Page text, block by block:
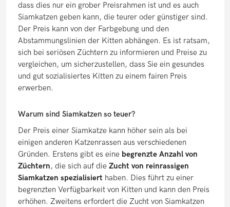
dass dies nur ein grober Preisrahmen ist und es auch
Siamkatzen geben kann, die teurer oder günstiger sind.
Der Preis kann von der Farbgebung und den
Abstammungslinien der Kitten abhängen. Es ist ratsam,
sich bei seriösen Züchtern zu informieren und Preise zu
vergleichen, um sicherzustellen, dass Sie ein gesundes
und gut sozialisiertes Kitten zu einem fairen Preis
erwerben.
Warum sind Siamkatzen so teuer?
Der Preis einer Siamkatze kann höher sein als bei
einigen anderen Katzenrassen aus verschiedenen
Gründen. Erstens gibt es eine begrenzte Anzahl von
Züchtern, die sich auf die Zucht von reinrassigen
Siamkatzen spezialisiert haben. Dies führt zu einer
begrenzten Verfügbarkeit von Kitten und kann den Preis
erhöhen. Zweitens erfordert die Zucht von Siamkatzen